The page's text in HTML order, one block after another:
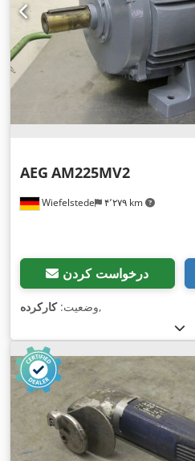
Wiefelstede ۴٬۲۷۹ km
AEG AM225MV2
درخواست کردن
وضعیت:کارکرده ,